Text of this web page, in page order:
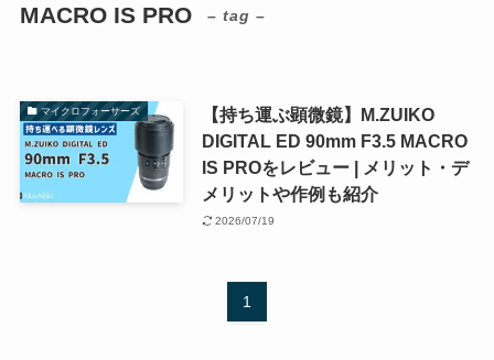
MACRO IS PRO
– tag –
マイクロフォーサーズ
【持ち運ぶ顕微鏡】M.ZUIKO
DIGITAL ED 90mm F3.5 MACRO
IS PROをレビュー | メリット・デ
メリットや作例も紹介
2026/07/19
1